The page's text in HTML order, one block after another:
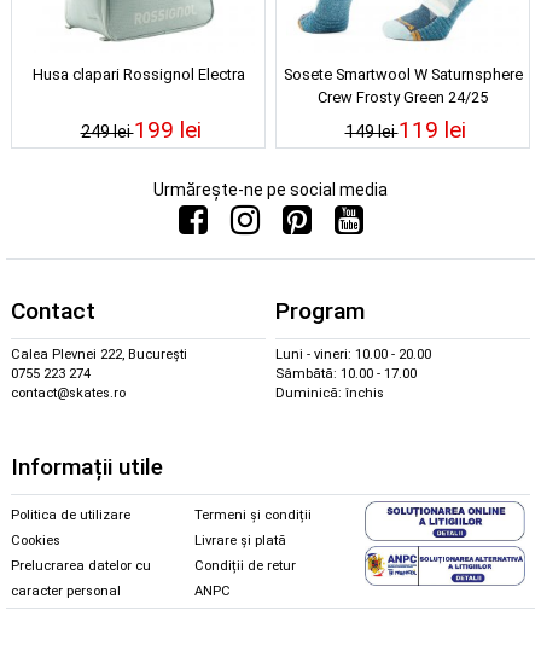
Husa clapari Rossignol Electra
249 lei199 lei
Sosete Smartwool W Saturnsphere
Crew Frosty Green 24/25
149 lei119 lei
Urmărește-ne pe social media
Contact
Calea Plevnei 222, București
0755 223 274
contact@skates.ro
Program
Luni - vineri: 10.00 - 20.00
Sâmbătă: 10.00 - 17.00
Duminică: închis
Informații utile
Politica de utilizare
Cookies
Prelucrarea datelor cu
caracter personal
Termeni și condiții
Livrare și plată
Condiții de retur
ANPC